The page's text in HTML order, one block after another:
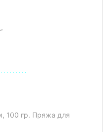
100 гр. Пряжа для